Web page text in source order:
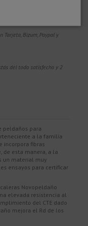
Tarjeta, Bizum, Paypal y
del todo satisfecho y 2
peldaños para
a la familia
incorpora fibras
de esta manera, a la
un material muy
ensayos para certificar
Novopeldaño
elevada resistencia al
del CTE dado
mejora el Rd de los